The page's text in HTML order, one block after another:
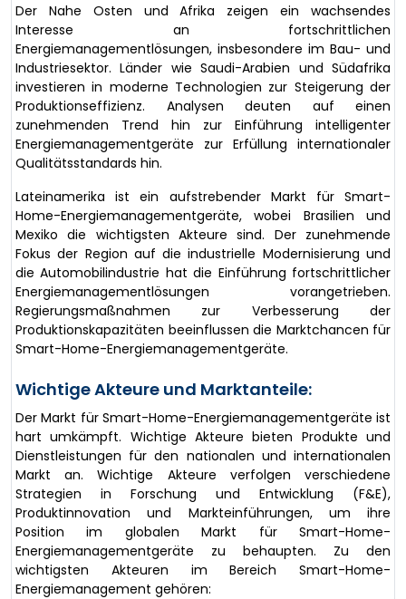
Der Nahe Osten und Afrika zeigen ein wachsendes
Interesse an fortschrittlichen
Energiemanagementlösungen, insbesondere im Bau- und
Industriesektor. Länder wie Saudi-Arabien und Südafrika
investieren in moderne Technologien zur Steigerung der
Produktionseffizienz. Analysen deuten auf einen
zunehmenden Trend hin zur Einführung intelligenter
Energiemanagementgeräte zur Erfüllung internationaler
Qualitätsstandards hin.
Lateinamerika ist ein aufstrebender Markt für Smart-
Home-Energiemanagementgeräte, wobei Brasilien und
Mexiko die wichtigsten Akteure sind. Der zunehmende
Fokus der Region auf die industrielle Modernisierung und
die Automobilindustrie hat die Einführung fortschrittlicher
Energiemanagementlösungen vorangetrieben.
Regierungsmaßnahmen zur Verbesserung der
Produktionskapazitäten beeinflussen die Marktchancen für
Smart-Home-Energiemanagementgeräte.
Wichtige Akteure und Marktanteile:
Der Markt für Smart-Home-Energiemanagementgeräte ist
hart umkämpft. Wichtige Akteure bieten Produkte und
Dienstleistungen für den nationalen und internationalen
Markt an. Wichtige Akteure verfolgen verschiedene
Strategien in Forschung und Entwicklung (F&E),
Produktinnovation und Markteinführungen, um ihre
Position im globalen Markt für Smart-Home-
Energiemanagementgeräte zu behaupten. Zu den
wichtigsten Akteuren im Bereich Smart-Home-
Energiemanagement gehören: